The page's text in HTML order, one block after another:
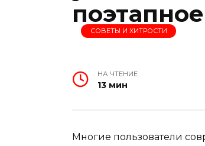
СОВЕТЫ И ХИТРОСТИ
НА ЧТЕНИЕ
13 мин
Многие пользователи